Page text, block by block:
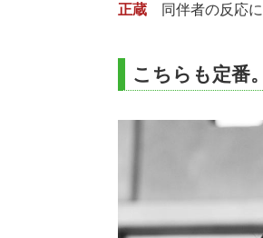
正蔵 同伴者の反応に
こちらも定番